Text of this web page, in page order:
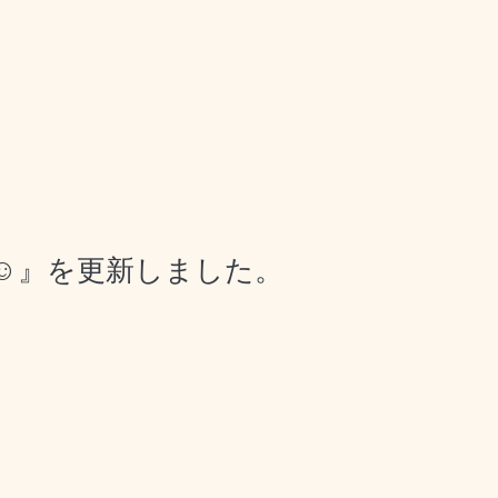
を更新しました。